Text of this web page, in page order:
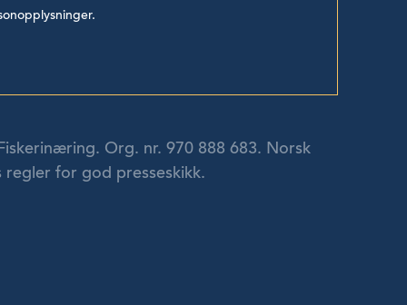
Org. nr. 970 888 683. Norsk
for god presseskikk.